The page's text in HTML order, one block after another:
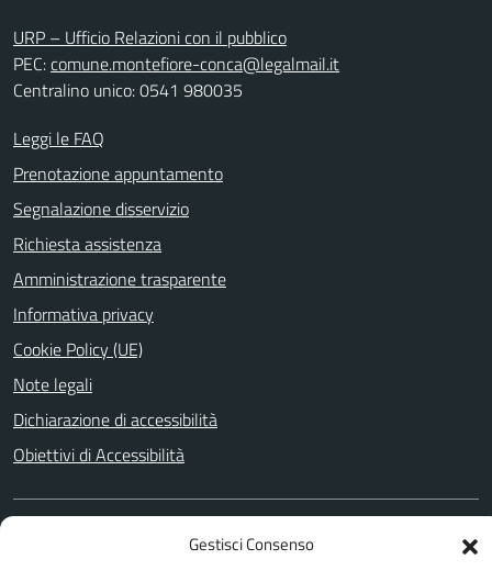
Gestisci Consenso
URP – Ufficio Relazioni con il pubblico
PEC:comune.montefiore-conca@legalmail.it
Centralino unico: 0541 980035
Leggi le FAQ
Prenotazione appuntamento
Segnalazione disservizio
Richiesta assistenza
Amministrazione trasparente
Informativa privacy
Cookie Policy (UE)
Note legali
Dichiarazione di accessibilità
Obiettivi di Accessibilità